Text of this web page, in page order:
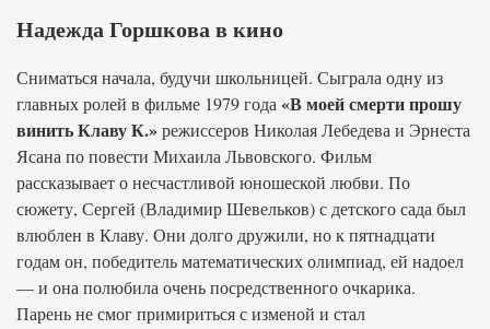
Надежда Горшкова в кино
Сниматься начала, будучи школьницей. Сыграла одну из
главных ролей в фильме 1979 года «В моей смерти прошу
винить Клаву К.»режиссеров Николая Лебедева и Эрнеста
Ясана по повести Михаила Львовского. Фильм
рассказывает о несчастливой юношеской любви. По
сюжету, Сергей (Владимир Шевельков) с детского сада был
влюблен в Клаву. Они долго дружили, но к пятнадцати
годам он, победитель математических олимпиад, ей надоел
— и она полюбила очень посредственного очкарика.
Парень не смог примириться с изменой и стал